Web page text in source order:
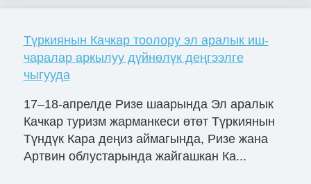
Түркиянын Качкар тоолору эл аралык иш-
чаралар аркылуу дүйнөлүк деңгээлге
чыгууда
17–18-апрелде Ризе шаарында Эл аралык
Качкар туризм жарманкеси өтөт Түркиянын
Түндүк Кара деңиз аймагында, Ризе жана
Артвин облустарында жайгашкан Ка...